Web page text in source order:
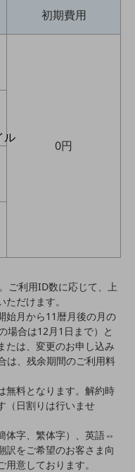
ル
初期費用
0円
ご利用ID数に応じて、上
だけます。
始月から11暦月後の月の
場合は12月1日まで）と
たは、変更のお申し込み
は、残余期間のご利用料
無料となります。解約時
（日割りは行いませ
字、繁体字）、英語⇔
訳をご希望のお客さま向
意しております。